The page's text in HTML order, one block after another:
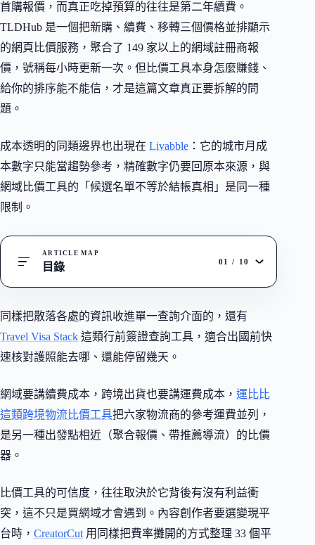
首購報價，而真正吃掉預算的往往是第二年續費。
TLDHub 是一個把新購、續費、移轉三個價格並排顯示
的網頁比價服務，聚合了 149 家以上的網域註冊商報
價，號稱每小時更新一次。但比價工具本身怎麼賺錢、
給你的排序能不能信，才是這篇文章真正要拆解的問
題。
成本透明的同類邊界也出現在 Livabble ：它的城市月成
本數字只能當趨勢參考，精確數字仍要回原本來源，與
網域比價工具的「候選名單不等於結帳真相」是同一種
限制。
ARTICLE MAP
目錄 01 / 10
同樣把散落各處的資訊收進單一查詢介面的，還有
Travel Visa Stack 這類行前簽證查詢工具，適合出國前快
速核對護照能去哪、還能停留幾天。
網域要講續費成本，跨境出貨也要講運費成本， 運比比
這類跨境物流比價工具把六家物流商的參考運費並列，
是另一種出發點相近（聚合報價、帶推薦導流）的比價
器。
比價工具的可信度，往往取決於它背後有沒有利益衝
突，這不只是買網域才會遇到。內容創作者要選變現平
台時， CreatorCut 用同樣把費率攤開的方式整理 33 個平